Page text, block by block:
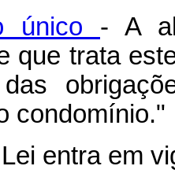
único - A
que trata
das
condomínio."
entra em